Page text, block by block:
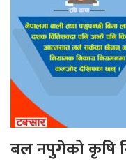
बल नपुगेको कृषि